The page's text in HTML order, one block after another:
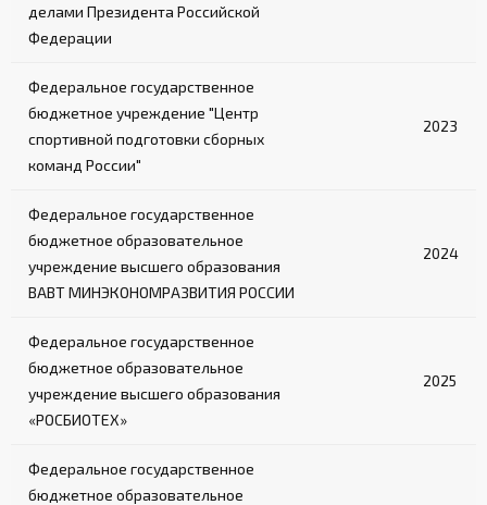
делами Президента Российской
Федерации
Федеральное государственное
бюджетное учреждение "Центр
спортивной подготовки сборных
команд России"
2023
Федеральное государственное
бюджетное образовательное
учреждение высшего образования
ВАВТ МИНЭКОНОМРАЗВИТИЯ РОССИИ
2024
Федеральное государственное
бюджетное образовательное
учреждение высшего образования
«РОСБИОТЕХ»
2025
Федеральное государственное
бюджетное образовательное